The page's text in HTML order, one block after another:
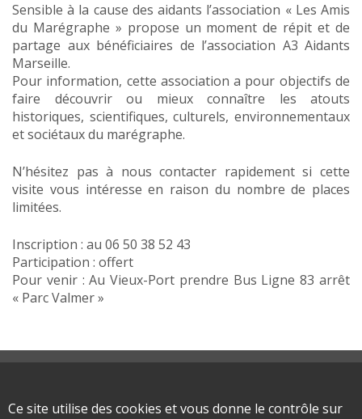
Sensible à la cause des aidants l’association « Les Amis
du Marégraphe » propose un moment de répit et de
partage aux bénéficiaires de l’association A3 Aidants
Marseille.
Pour information, cette association a pour objectifs de
faire découvrir ou mieux connaître les atouts
historiques, scientifiques, culturels, environnementaux
et sociétaux du marégraphe.
N’hésitez pas à nous contacter rapidement si cette
visite vous intéresse en raison du nombre de places
limitées.
Inscription : au 06 50 38 52 43
Participation : offert
Pour venir : Au Vieux-Port prendre Bus Ligne 83 arrêt
« Parc Valmer »
Plan du site Mentions légales
Ce site utilise des cookies et vous donne le contrôle sur